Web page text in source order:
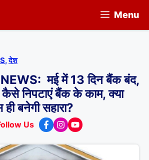
Menu
,देश
मई में 13 दिन बैंक बंद,
निपटाएं बैंक के काम, क्या
बनेगी सहारा?
Us